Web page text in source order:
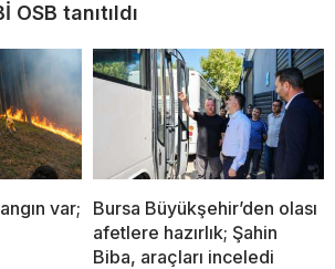
OSB tanıtıldı
var;
Bursa Büyükşehir’den olası
afetlere hazırlık; Şahin
Biba, araçları inceledi